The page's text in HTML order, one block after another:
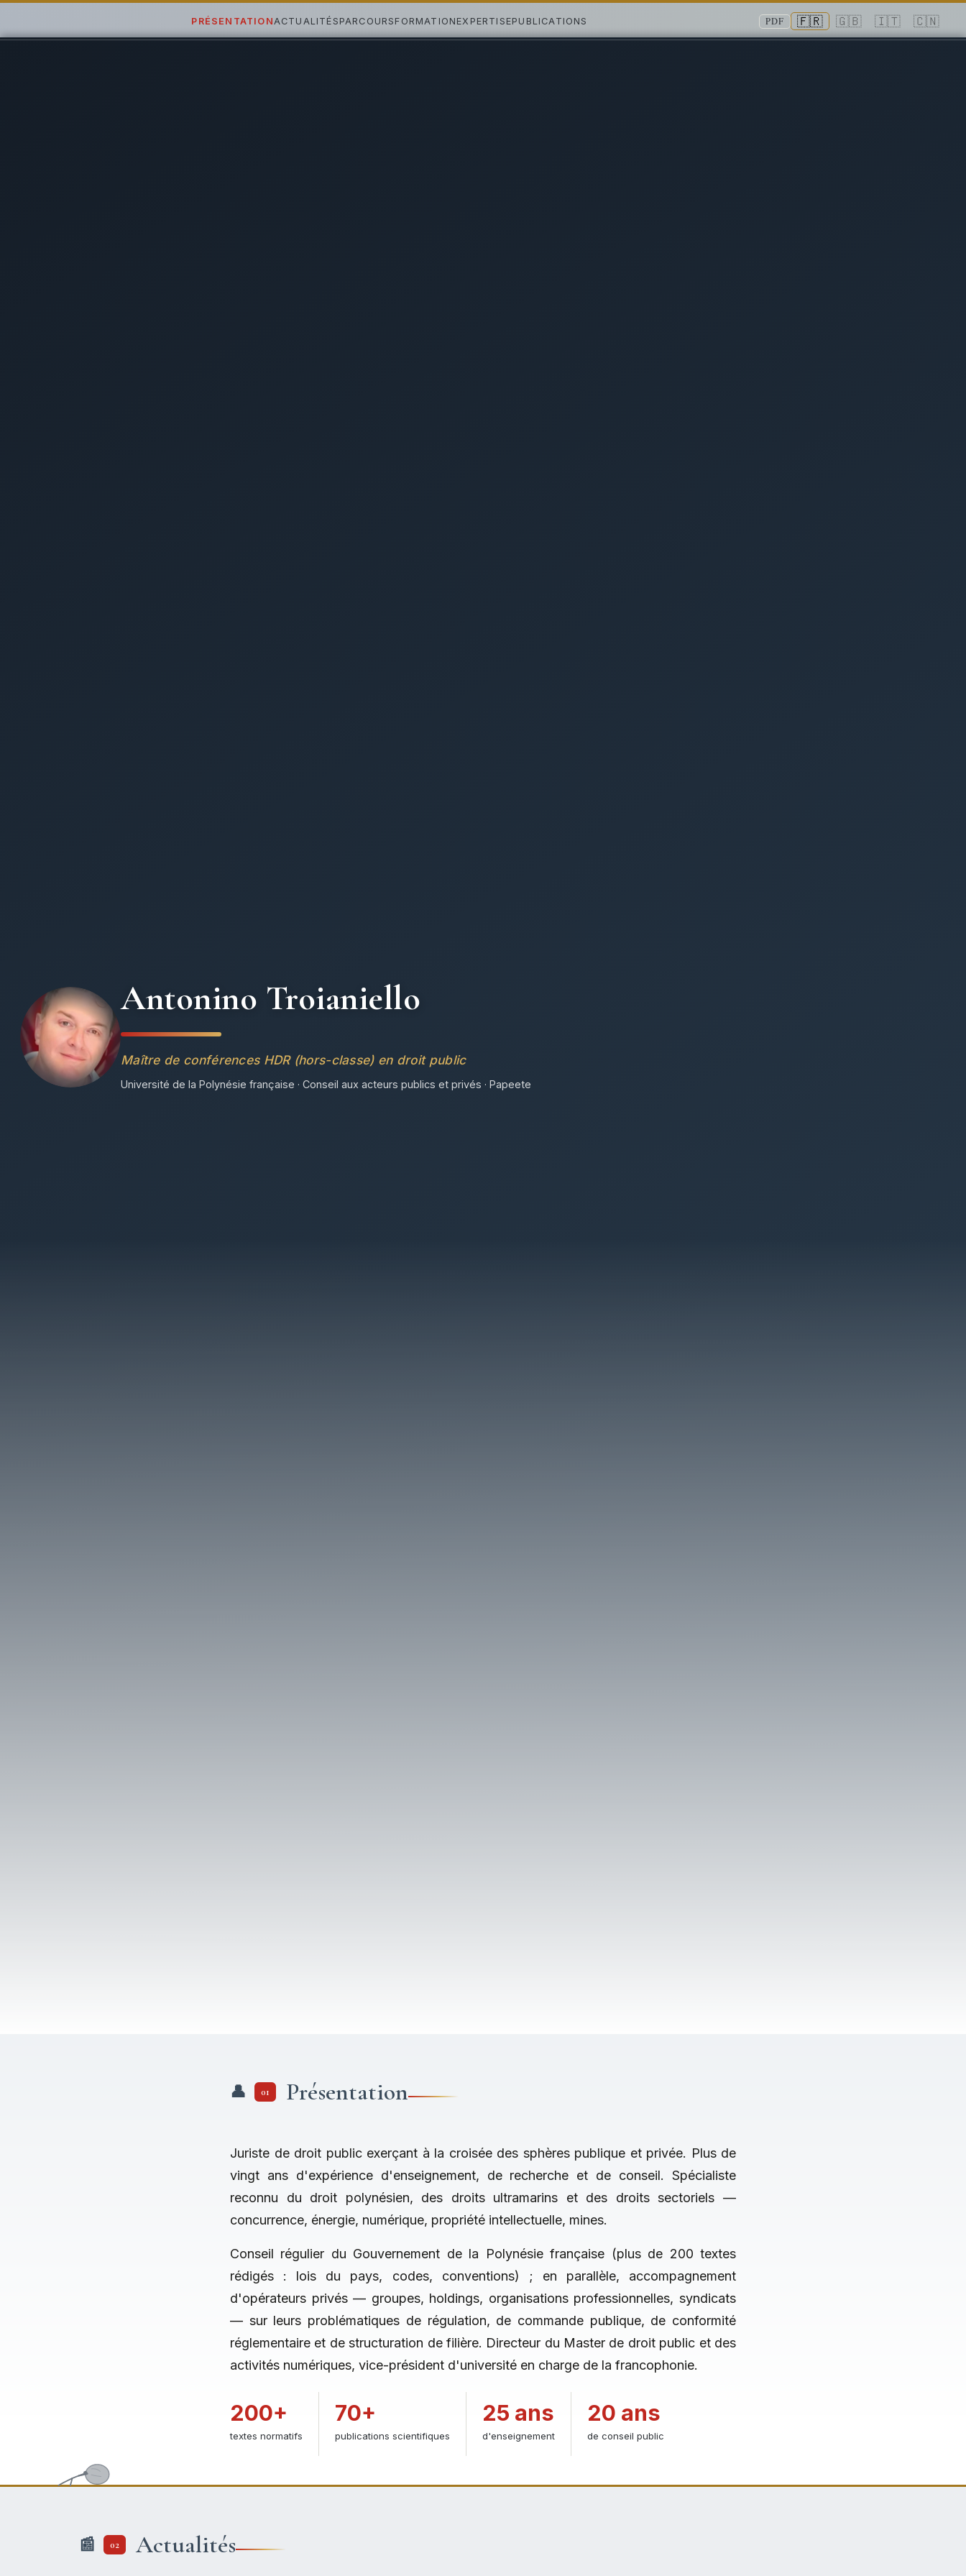
PRÉSENTATION ACTUALITÉS PARCOURSFORMATION EXPERTISEPUBLICATIONS PDF 🇫🇷 🇬🇧 🇮🇹 🇨🇳
Antonino Troianiello
Maître de conférences HDR (hors-classe) en droit public
Université de la Polynésie française · Conseil aux acteurs publics et privés · Papeete
01 Présentation
Juriste de droit public exerçant à la croisée des sphères publique et privée. Plus de
vingt ans d'expérience d'enseignement, de recherche et de conseil. Spécialiste
reconnu du droit polynésien, des droits ultramarins et des droits sectoriels —
concurrence, énergie, numérique, propriété intellectuelle, mines.
Conseil régulier du Gouvernement de la Polynésie française (plus de 200 textes
rédigés : lois du pays, codes, conventions) ; en parallèle, accompagnement
d'opérateurs privés — groupes, holdings, organisations professionnelles, syndicats
— sur leurs problématiques de régulation, de commande publique, de conformité
réglementaire et de structuration de filière. Directeur du Master de droit public et des
activités numériques, vice-président d'université en charge de la francophonie.
200+
textes normatifs
70+
publications scientifiques
25 ans
d'enseignement
20 ans
de conseil public
02 Actualités